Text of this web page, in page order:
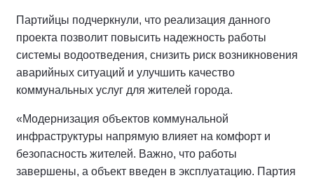
Партийцы подчеркнули, что реализация данного
проекта позволит повысить надежность работы
системы водоотведения, снизить риск возникновения
аварийных ситуаций и улучшить качество
коммунальных услуг для жителей города.
«Модернизация объектов коммунальной
инфраструктуры напрямую влияет на комфорт и
безопасность жителей. Важно, что работы
завершены, а объект введен в эксплуатацию. Партия